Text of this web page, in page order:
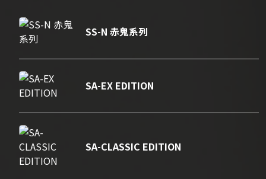
SS-N 赤鬼系列
SA-EX EDITION
SA-CLASSIC EDITION